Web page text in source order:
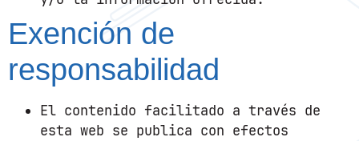
Exención de
responsabilidad
El contenido facilitado a través de
esta web se publica con efectos